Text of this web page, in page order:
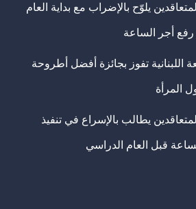
يلوّح بالإضراب مع بداية العام
رفع أجر الساعة
اللبنانية تفوز بجائزة أفضل أطروحة
المرأة
يطالب بالإسراع في تنفيذ
قبل العام الدراسي